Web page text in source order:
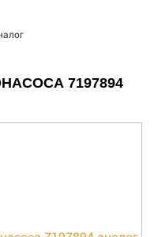
7197894